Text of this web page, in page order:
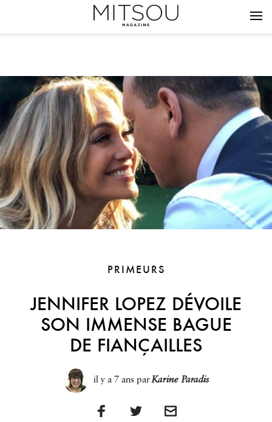
PRIMEURS
JENNIFER LOPEZ DÉVOILE
SON IMMENSE BAGUE
DE FIANÇAILLES
il y a 7 ansparKarine Paradis